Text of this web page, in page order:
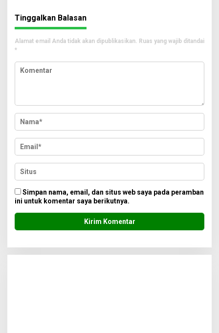
Tinggalkan Balasan
Alamat email Anda tidak akan dipublikasikan. Ruas yang wajib ditandai
*
Simpan nama, email, dan situs web saya pada peramban
ini untuk komentar saya berikutnya.